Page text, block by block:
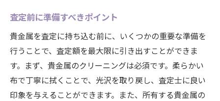
査定前に準備すべきポイント
貴金属を査定に持ち込む前に、いくつかの重要な準備を
行うことで、査定額を最大限に引き出すことができま
す。まず、貴金属のクリーニングは必須です。柔らかい
布で丁寧に拭くことで、光沢を取り戻し、査定士に良い
印象を与えることができます。また、所有する貴金属の